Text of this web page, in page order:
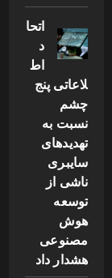
اتحا
د
اط
لاعاتی پنج
چشم
نسبت به
تهدیدهای
سایبری
ناشی از
توسعه
هوش
مصنوعی
هشدار داد